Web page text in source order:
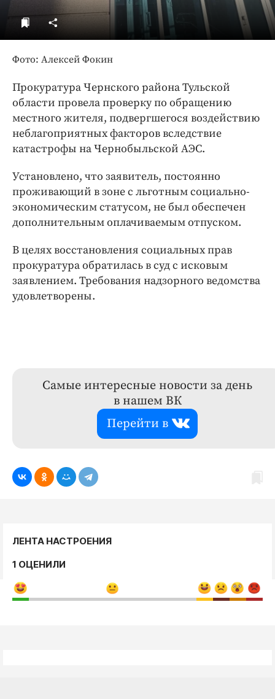
Фото: Алексей Фокин
Прокуратура Чернского района Тульской
области провела проверку по обращению
местного жителя, подвергшегося воздействию
неблагоприятных факторов вследствие
катастрофы на Чернобыльской АЭС.
Установлено, что заявитель, постоянно
проживающий в зоне с льготным социально-
экономическим статусом, не был обеспечен
дополнительным оплачиваемым отпуском.
В целях восстановления социальных прав
прокуратура обратилась в суд с исковым
заявлением. Требования надзорного ведомства
удовлетворены.
Самые интересные новости за день
в нашем ВК
Перейти в
ЛЕНТА НАСТРОЕНИЯ
1 ОЦЕНИЛИ